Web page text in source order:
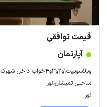
قیمت توافقی
آپارتمان
ویلاسوییت۱و۲و۳و۴خواب داخل شهرک
ساحلی تمیشان،نور
نور